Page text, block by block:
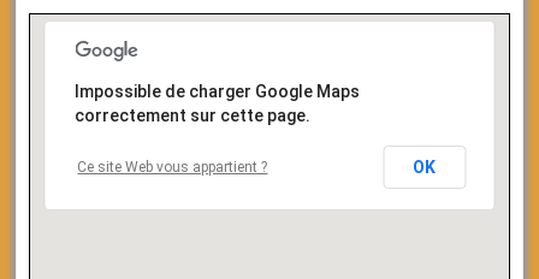
Impossible de charger Google Maps
correctement sur cette page.
Ce site Web vous appartient ? OK